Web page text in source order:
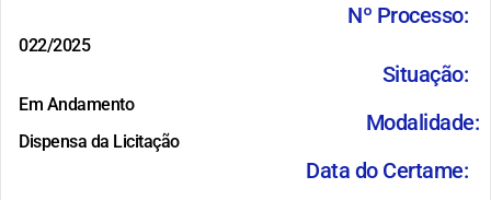
Nº Processo:
022/2025
Situação:
Em Andamento
Modalidade:
Dispensa da Licitação
Data do Certame: